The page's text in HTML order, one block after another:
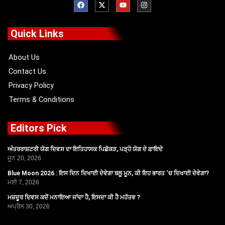
a
c
-
t
o
u
e
n
s
Quick Links
About Us
Contact Us
Privacy Policy
Terms & Conditions
Editors Pick
ਅੰਤਰਰਾਸ਼ਟਰੀ ਯੋਗ ਦਿਵਸ ਦਾ ਇਤਿਹਾਸਕ ਪਿਛੋਕੜ, ਪੜ੍ਹੋ ਯੋਗ ਦੇ ਫ਼ਾਇਦੇ
ਜੂਨ 20, 2026
Blue Moon 2026 : ਇਸ ਦਿਨ ਦਿਖਾਈ ਦੇਵੇਗਾ ਬਲੂ ਮੂਨ, ਕੀ ਇਹ ਭਾਰਤ ‘ਚ ਦਿਖਾਈ ਦੇਵੇਗਾ?
ਮਈ 7, 2026
ਮਜ਼ਦੂਰ ਦਿਵਸ ਕਦੋਂ ਮਨਾਇਆ ਜਾਂਦਾ ਹੈ, ਇਸਦਾ ਕੀ ਹੈ ਮਹੱਤਵ ?
ਅਪ੍ਰੈਲ 30, 2026